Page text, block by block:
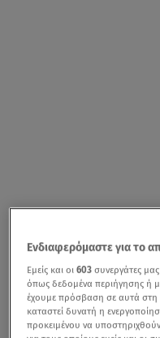
Ενδιαφερόμαστε για το
Εμείς και οι603 συνεργάτες
όπως δεδομένα περιήγησης ή
έχουμε πρόσβαση σε αυτά στη
καταστεί δυνατή η
προκειμένου να